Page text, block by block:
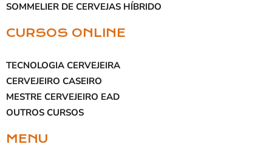
SOMMELIER DE CERVEJAS HÍBRIDO
CURSOS ONLINE
TECNOLOGIA CERVEJEIRA
CERVEJEIRO CASEIRO
MESTRE CERVEJEIRO EAD
OUTROS CURSOS
MENU